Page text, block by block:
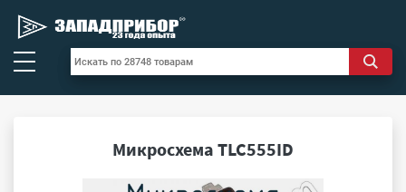
Микросхема TLC555ID